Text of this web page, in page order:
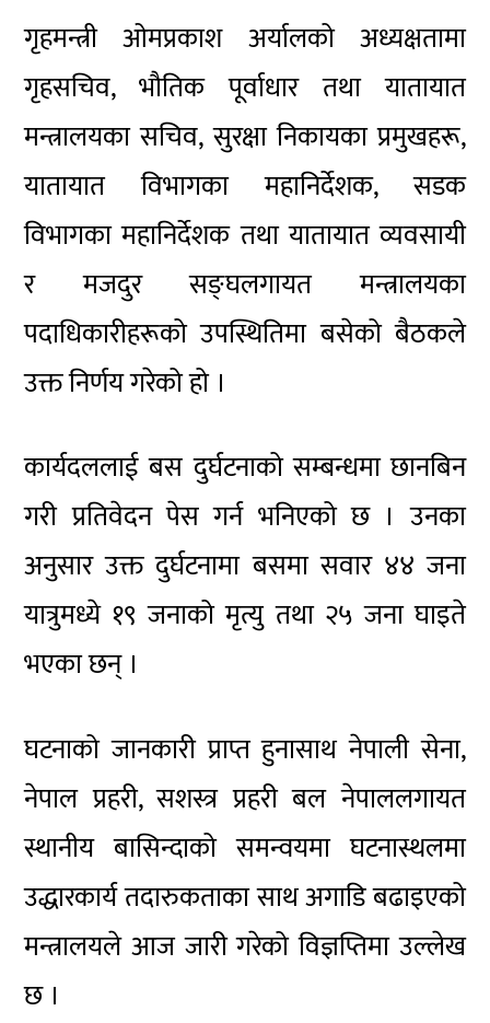
गृहमन्त्री ओमप्रकाश अर्यालको अध्यक्षतामा
गृहसचिव, भौतिक पूर्वाधार तथा यातायात
मन्त्रालयका सचिव, सुरक्षा निकायका प्रमुखहरू,
यातायात विभागका महानिर्देशक, सडक
विभागका महानिर्देशक तथा यातायात व्यवसायी
र मजदुर सङ्घलगायत मन्त्रालयका
पदाधिकारीहरूको उपस्थितिमा बसेको बैठकले
उक्त निर्णय गरेको हो ।
कार्यदललाई बस दुर्घटनाको सम्बन्धमा छानबिन
गरी प्रतिवेदन पेस गर्न भनिएको छ । उनका
अनुसार उक्त दुर्घटनामा बसमा सवार ४४ जना
यात्रुमध्ये १९ जनाको मृत्यु तथा २५ जना घाइते
भएका छन् ।
घटनाको जानकारी प्राप्त हुनासाथ नेपाली सेना,
नेपाल प्रहरी, सशस्त्र प्रहरी बल नेपाललगायत
स्थानीय बासिन्दाको समन्वयमा घटनास्थलमा
उद्धारकार्य तदारुकताका साथ अगाडि बढाइएको
मन्त्रालयले आज जारी गरेको विज्ञप्तिमा उल्लेख
छ ।